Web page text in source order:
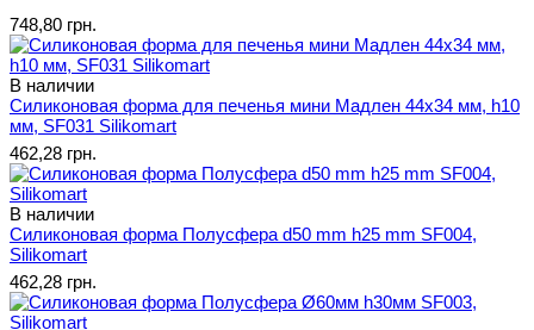
748,80 грн.
В наличии
Силиконовая форма для печенья мини Мадлен 44х34 мм, h10
мм, SF031 Silikomart
462,28 грн.
В наличии
Силиконовая форма Полусфера d50 mm h25 mm SF004,
Silikomart
462,28 грн.